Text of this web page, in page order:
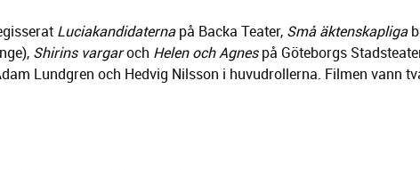
Luciakandidaternapå Backa Teater, Små äktenskapliga
Shirins vargaroch Helen och Agnespå Göteborgs
Lundgren och Hedvig Nilsson i huvudrollerna. Filmen vann